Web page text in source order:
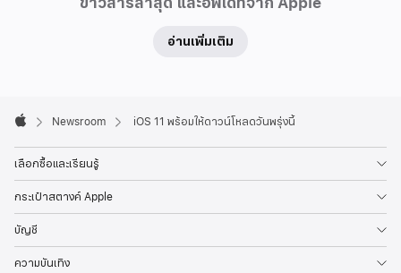
อ่านเพิ่มเติม
Footer

Newsroom iOS 11 พร้อมให้ดาวน์โหลดวันพรุ่งนี้
เลือกซื้อและเรียนรู้
กระเป๋าสตางค์ Apple
บัญชี
ความบันเทิง